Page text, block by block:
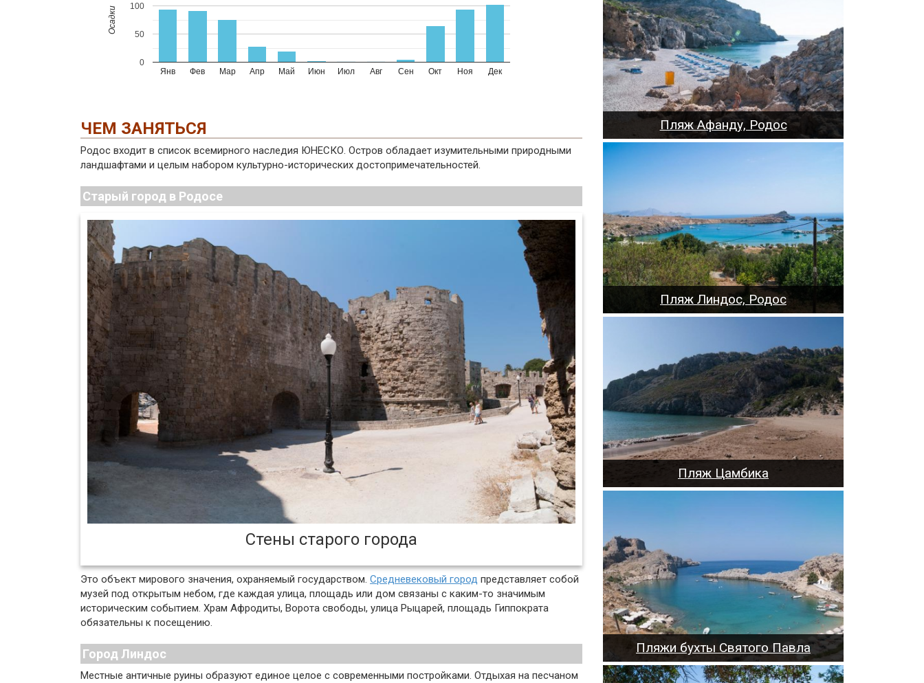
Янв Фев Мар Апр Май Июн Июл Авг Сен Окт Ноя Дек
0
50
100
Осадки
ЧЕМ ЗАНЯТЬСЯ
Родос входит в список всемирного наследия ЮНЕСКО. Остров обладает изумительными природными
ландшафтами и целым набором культурно-исторических достопримечательностей.
Старый город в Родосе
Стены старого города
Это объект мирового значения, охраняемый государством. Средневековый город представляет собой
музей под открытым небом, где каждая улица, площадь или дом связаны с каким-то значимым
историческим событием. Храм Афродиты, Ворота свободы, улица Рыцарей, площадь Гиппократа
обязательны к посещению.
Город Линдос
Местные античные руины образуют единое целое с современными постройками. Отдыхая на песчаном
Пляж Афанду, Родос
Пляж Линдос, Родос
Пляж Цамбика
Пляжи бухты Святого Павла